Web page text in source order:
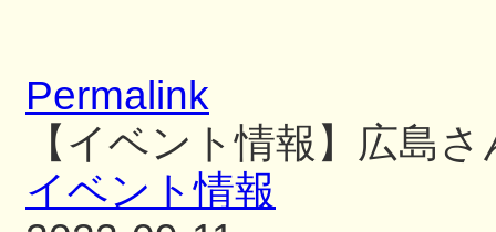
Permalink
【イベント情報】広島
イベント情報